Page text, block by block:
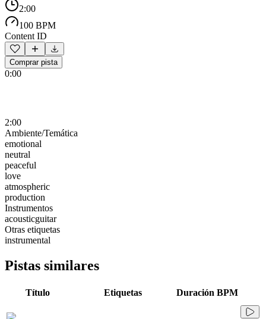
2:00
100 BPM
Content ID
Comprar pista
0:00
2:00
Ambiente/Temática
emotional
neutral
peaceful
love
atmospheric
production
Instrumentos
acousticguitar
Otras etiquetas
instrumental
Pistas similares
Título Etiquetas Duración BPM